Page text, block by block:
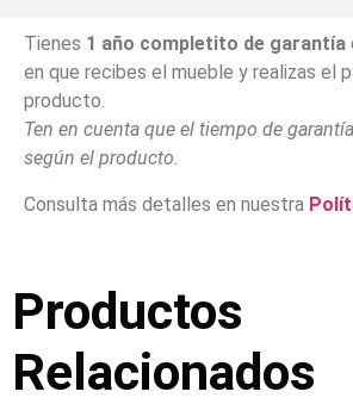
Tienes 1 año completito de garantía
en que recibes el mueble y realizas el
producto.
Ten en cuenta que el tiempo de
según el producto.
Consulta más detalles en nuestra
Productos
Relacionados